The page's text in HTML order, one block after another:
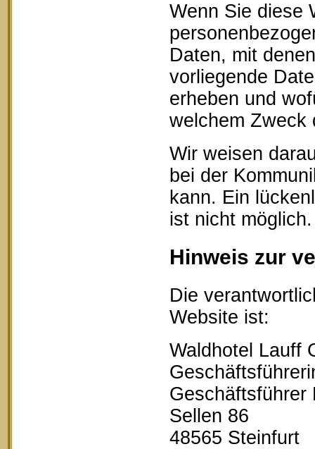
Wenn Sie diese
Daten, mit
vorliegende
erheben und
welchem Zweck
Wir weisen
bei der
kann. Ein
ist nicht möglich.
Hinweis zur
Die
Website ist:
Waldhotel Lauff
Geschäftsführer
Sellen 86
48565 Steinfurt